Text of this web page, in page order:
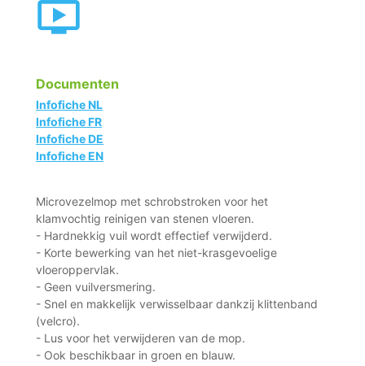
Documenten
Infofiche NL
Infofiche FR
Infofiche DE
Infofiche EN
Microvezelmop met schrobstroken voor het
klamvochtig reinigen van stenen vloeren.
- Hardnekkig vuil wordt effectief verwijderd.
- Korte bewerking van het niet-krasgevoelige
vloeroppervlak.
- Geen vuilversmering.
- Snel en makkelijk verwisselbaar dankzij klittenband
(velcro).
- Lus voor het verwijderen van de mop.
- Ook beschikbaar in groen en blauw.